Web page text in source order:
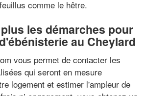
comme le hêtre.
les démarches pour
au Cheylard
vous permet de contacter les
qui seront en mesure
logement et estimer l'ampleur de